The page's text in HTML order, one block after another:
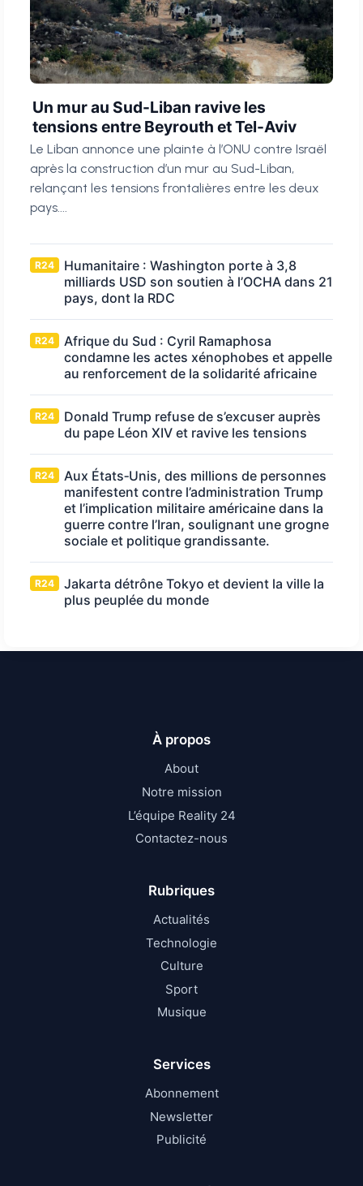
Un mur au Sud-Liban ravive les
tensions entre Beyrouth et Tel-Aviv
Le Liban annonce une plainte à l’ONU contre Israël
après la construction d’un mur au Sud-Liban,
relançant les tensions frontalières entre les deux
pays....
R24
Humanitaire : Washington porte à 3,8
milliards USD son soutien à l’OCHA dans 21
pays, dont la RDC
R24
Afrique du Sud : Cyril Ramaphosa
condamne les actes xénophobes et appelle
au renforcement de la solidarité africaine
R24
Donald Trump refuse de s’excuser auprès
du pape Léon XIV et ravive les tensions
R24
Aux États‑Unis, des millions de personnes
manifestent contre l’administration Trump
et l’implication militaire américaine dans la
guerre contre l’Iran, soulignant une grogne
sociale et politique grandissante.
R24
Jakarta détrône Tokyo et devient la ville la
plus peuplée du monde
À propos
About
Notre mission
L’équipe Reality 24
Contactez-nous
Rubriques
Actualités
Technologie
Culture
Sport
Musique
Services
Abonnement
Newsletter
Publicité